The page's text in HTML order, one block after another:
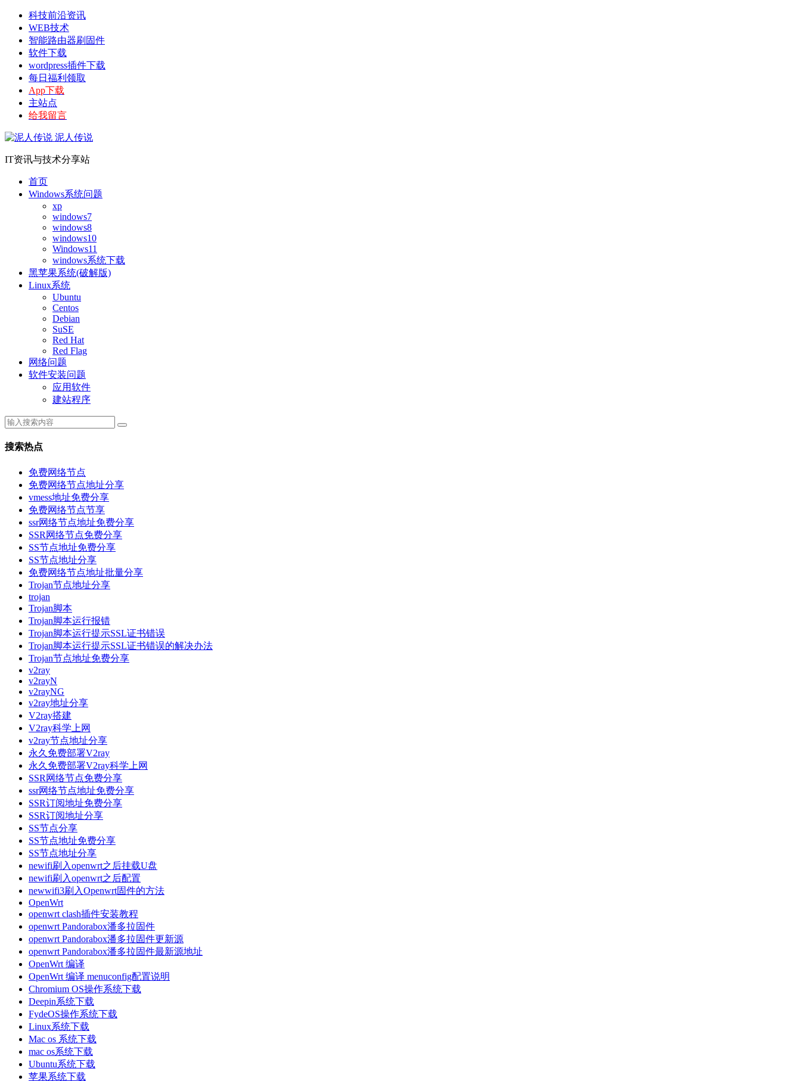
科技前沿资讯
WEB技术
智能路由器刷固件
软件下载
wordpress插件下载
每日福利领取
App下载
主站点
给我留言
泥人传说
IT资讯与技术分享站
首页
Windows系统问题
xp
windows7
windows8
windows10
Windows11
windows系统下载
黑苹果系统(破解版)
Linux系统
Ubuntu
Centos
Debian
SuSE
Red Hat
Red Flag
网络问题
软件安装问题
应用软件
建站程序
搜索热点
免费网络节点
免费网络节点地址分享
vmess地址免费分享
免费网络节点节享
ssr网络节点地址免费分享
SSR网络节点免费分享
SS节点地址免费分享
SS节点地址分享
免费网络节点地址批量分享
Trojan节点地址分享
trojan
Trojan脚本
Trojan脚本运行报错
Trojan脚本运行提示SSL证书错误
Trojan脚本运行提示SSL证书错误的解决办法
Trojan节点地址免费分享
v2ray
v2rayN
v2rayNG
v2ray地址分享
V2ray搭建
V2ray科学上网
v2ray节点地址分享
永久免费部署V2ray
永久免费部署V2ray科学上网
SSR网络节点免费分享
ssr网络节点地址免费分享
SSR订阅地址免费分享
SSR订阅地址分享
SS节点分享
SS节点地址免费分享
SS节点地址分享
newifi刷入openwrt之后挂载U盘
newifi刷入openwrt之后配置
newwifi3刷入Openwrt固件的方法
OpenWrt
openwrt clash插件安装教程
openwrt Pandorabox潘多拉固件
openwrt Pandorabox潘多拉固件更新源
openwrt Pandorabox潘多拉固件最新源地址
OpenWrt 编译
OpenWrt 编译 menuconfig配置说明
Chromium OS操作系统下载
Deepin系统下载
FydeOS操作系统下载
Linux系统下载
Mac os 系统下载
mac os系统下载
Ubuntu系统下载
苹果系统下载